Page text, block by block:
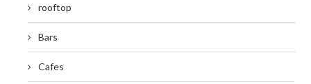
rooftop
Bars
Cafes